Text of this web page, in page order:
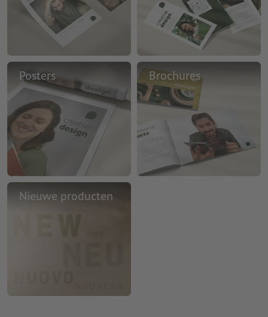
Posters Brochures
Nieuwe producten